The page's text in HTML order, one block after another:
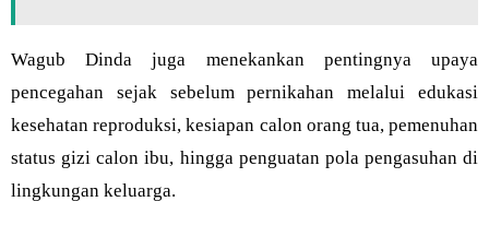
Wagub Dinda juga menekankan pentingnya upaya
pencegahan sejak sebelum pernikahan melalui edukasi
kesehatan reproduksi, kesiapan calon orang tua, pemenuhan
status gizi calon ibu, hingga penguatan pola pengasuhan di
lingkungan keluarga.